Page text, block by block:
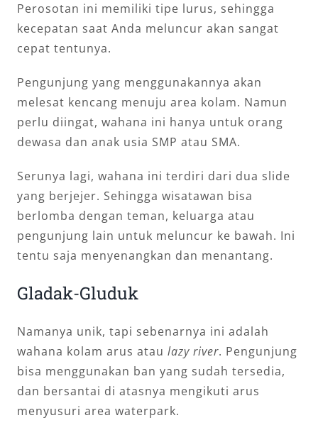
Perosotan ini memiliki tipe lurus, sehingga
kecepatan saat Anda meluncur akan sangat
cepat tentunya.
Pengunjung yang menggunakannya akan
melesat kencang menuju area kolam. Namun
perlu diingat, wahana ini hanya untuk orang
dewasa dan anak usia SMP atau SMA.
Serunya lagi, wahana ini terdiri dari dua slide
yang berjejer. Sehingga wisatawan bisa
berlomba dengan teman, keluarga atau
pengunjung lain untuk meluncur ke bawah. Ini
tentu saja menyenangkan dan menantang.
Gladak-Gluduk
Namanya unik, tapi sebenarnya ini adalah
wahana kolam arus atau lazy river. Pengunjung
bisa menggunakan ban yang sudah tersedia,
dan bersantai di atasnya mengikuti arus
menyusuri area waterpark.